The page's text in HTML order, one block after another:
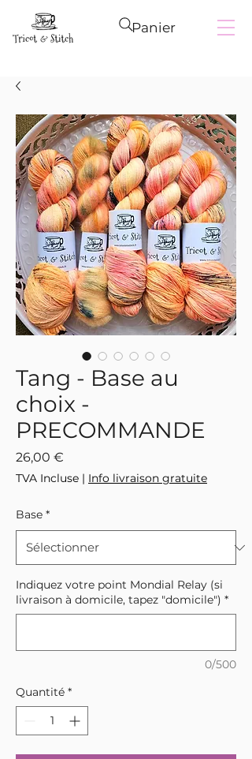
Panier
Tang - Base au
choix -
PRECOMMANDE
26,00 €
TVA Incluse | Info livraison gratuite
Base *
Indiquez votre point Mondial Relay (si
livraison à domicile, tapez "domicile") *
0/500
Quantité *